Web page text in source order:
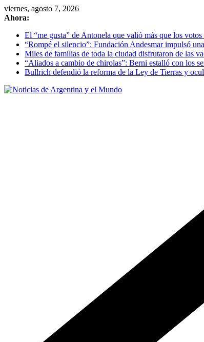
Skip
to
viernes, agosto 7, 2026
Ahora:
El “me gusta” de Antonela que valió más que los votos
“Rompé el silencio”: Fundación Andesmar impulsó
Miles de familias de toda la ciudad disfrutaron de las
“Aliados a cambio de chirolas”: Berni estalló con los
Bullrich defendió la reforma de la Ley de Tierras y